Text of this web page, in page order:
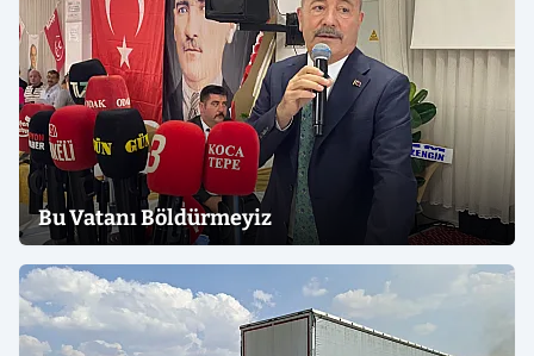
Bu Vatanı Böldürmeyiz